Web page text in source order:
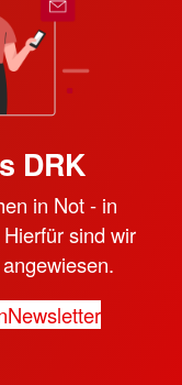
DRK
in Not - in
sind wir
Newsletter